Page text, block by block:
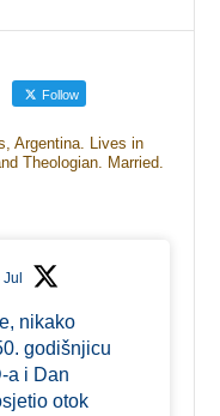
Follow
Argentina. Lives in
Theologian. Married.
nikako
godišnjicu
a i Dan
otok